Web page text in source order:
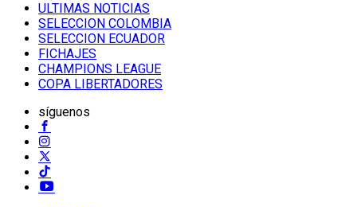
ULTIMAS NOTICIAS
SELECCION COLOMBIA
SELECCION ECUADOR
FICHAJES
CHAMPIONS LEAGUE
COPA LIBERTADORES
síguenos